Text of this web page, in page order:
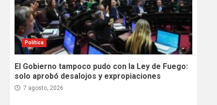
Política
El Gobierno tampoco pudo con la Ley de Fuego:
solo aprobó desalojos y expropiaciones
7 agosto, 2026